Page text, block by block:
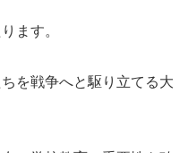
ます。
を戦争へと駆り立てる大